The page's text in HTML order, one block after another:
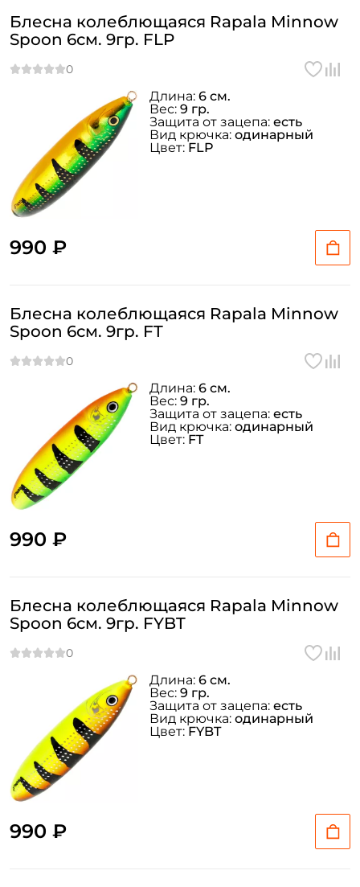
Блесна колеблющаяся Rapala Minnow
Spoon 6см. 9гр. FLP
990 ₽
Длина: 6 см.
Вес: 9 гр.
Защита от зацепа: есть
Вид крючка: одинарный
Цвет: FLP
Блесна колеблющаяся Rapala Minnow
Spoon 6см. 9гр. FT
990 ₽
Длина: 6 см.
Вес: 9 гр.
Защита от зацепа: есть
Вид крючка: одинарный
Цвет: FT
Блесна колеблющаяся Rapala Minnow
Spoon 6см. 9гр. FYBT
990 ₽
Длина: 6 см.
Вес: 9 гр.
Защита от зацепа: есть
Вид крючка: одинарный
Цвет: FYBT